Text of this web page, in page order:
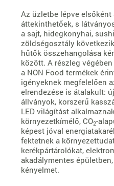
​Az üzletbe lépve
áttekinthetőek, s
a sajt, hidegkonyhai,
zöldségosztály
hűtők összehangolása
között. A részleg
a NON Food termékek
igényeknek megfelelően
elrendezése is átalakult:
állványok, korszerű
LED világítást
környezetkímélő, CO2-
képest jóval
fektetnek a
kerékpártárolókat,
akadálymentes
kényelmet.